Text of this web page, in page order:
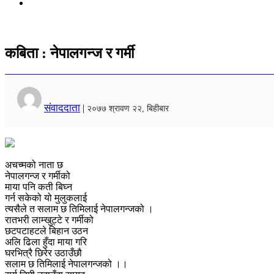
कबिता : नेपालगन्ज र गर्मी
संवाददाता | २०७७ श्रावण २२, बिहीबार
अचच्मको नाता छ
नेपालगन्ज र गर्मीको
माया पनि कती बिघ्न
गर्न सकेको यो मुलुकलाई
त्यसैले त सलाम छ तिमिलाई नेपालगन्जको ।
रातभरी लाम्खुट्टे र गर्मीको
छटपटाहटले बिहान उठन
अलि ढिला हुँदा माया गरि
घरभित्रै छिरेर उठाउँछौ
सलाम छ तिमिलाई नेपालगन्जको ।।